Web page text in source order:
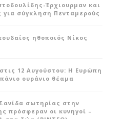
Έρχιουρμαν και
για σύγκληση Πενταμερούς
ηθοποιός Νίκος
12 Αυγούστου: Η Ευρώπη
ουράνιο θέαμα
σωτηρίας στην
πρόσφεραν οι κυνηγοί –